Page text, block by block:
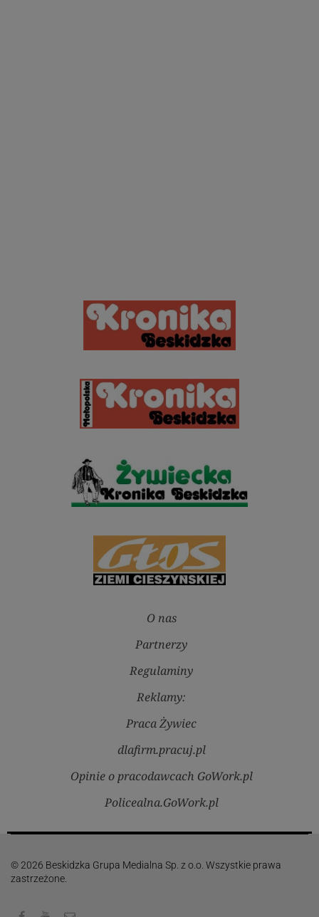
O nas
Partnerzy
Regulaminy
Reklamy:
Praca Żywiec
dlafirm.pracuj.pl
Opinie o pracodawcach GoWork.pl
Policealna.GoWork.pl
© 2026 Beskidzka Grupa Medialna Sp. z o.o. Wszystkie prawa
zastrzeżone.